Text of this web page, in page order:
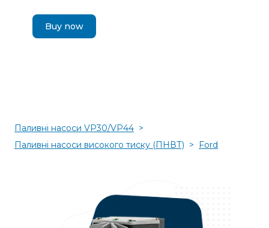
Buy now
Паливні насоси VP30/VP44
Паливні насоси високого тиску (ПНВТ)
Ford